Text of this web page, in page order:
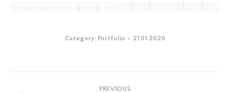
Category: Portfolio 21.01.2020
PREVIOUS